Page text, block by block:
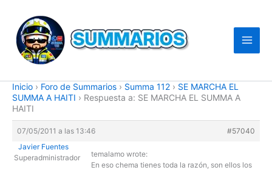
contenido
Inicio › Foro de Summarios › Summa 112 › SE MARCHA EL
SUMMA A HAITI › Respuesta a: SE MARCHA EL SUMMA A
HAITI
07/05/2011 a las 13:46
#57040
Javier Fuentes
Superadministrador
temalamo wrote:
En eso chema tienes toda la razón, son ellos los